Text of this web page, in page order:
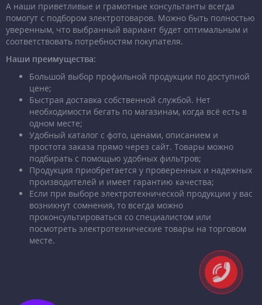
А наши приветливые и грамотные консультанты всегда
помогут с подбором электротоваров. Можно быть полностью
уверенным, что выбранный вариант будет оптимальным и
соответствовать потребностям покупателя.
Наши преимущества:
Большой выбор профильной продукции по доступной
цене;
Быстрая доставка собственной службой. Нет
необходимости бегать по магазинам, когда всё есть в
одном месте;
Удобный каталог с фото, ценами, описанием и
простота заказа прямо через сайт. Товары можно
подбирать с помощью удобных фильтров;
Продукция приобретается у проверенных и надежных
производителей и имеет гарантию качества;
Если при выборе электротехнической продукции у вас
возникнут сомнения, то всегда можно
проконсультироваться со специалистом или
посмотреть электротехнические товары на торговом
месте.